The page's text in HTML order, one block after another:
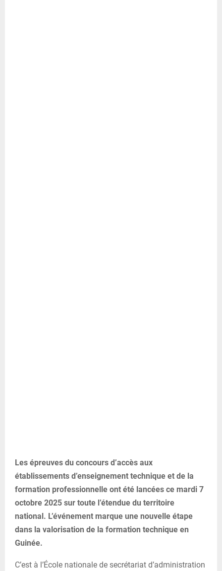
Les épreuves du concours d’accès aux
établissements d’enseignement technique et de la
formation professionnelle ont été lancées ce mardi 7
octobre 2025 sur toute l’étendue du territoire
national. L’événement marque une nouvelle étape
dans la valorisation de la formation technique en
Guinée.
C’est à l’École nationale de secrétariat d’administration